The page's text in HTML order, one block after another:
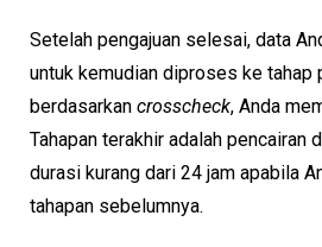
Setelah pengajuan selesai, data
untuk kemudian diproses ke tahap
berdasarkan crosscheck, Anda
Tahapan terakhir adalah pencairan
durasi kurang dari 24 jam apabila
tahapan sebelumnya.